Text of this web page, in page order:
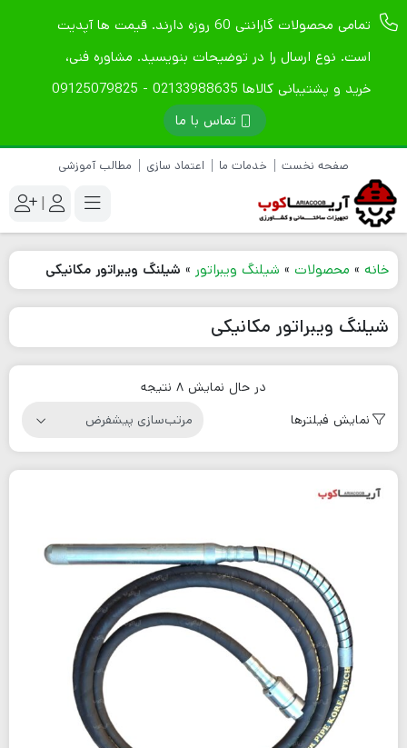
تمامی محصولات گارانتی 60 روزه دارند. قیمت ها آپدیت
است. نوع ارسال را در توضیحات بنویسید. مشاوره فنی،
خرید و پشتیبانی کالاها 02133988635 - 09125079825
تماس با ما
صفحه نخست خدمات ما اعتماد سازی مطالب آموزشی
|
خانه » محصولات » شیلنگ ویبراتور » شیلنگ ویبراتور مکانیکی
شیلنگ ویبراتور مکانیکی
در حال نمایش 8 نتیجه
نمایش فیلترها